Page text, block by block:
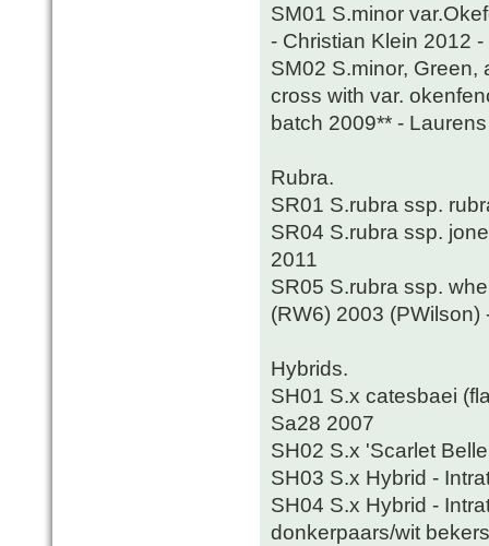
SM01 S.minor
- Christian Klein 2012
SM02 S.minor,
cross with var.
batch 2009** -
Rubra.
SR01 S.rubra ssp.
SR04 S.rubra ssp.
2011
SR05 S.rubra ssp.
(RW6) 2003
Hybrids.
SH01 S.x catesbaei
Sa28 2007
SH02 S.x 'Scarlet
SH03 S.x Hybrid -
SH04 S.x Hybrid -
donkerpaars/wit